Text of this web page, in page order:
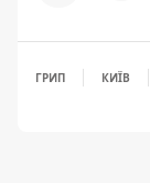
ГРИП КИЇВ